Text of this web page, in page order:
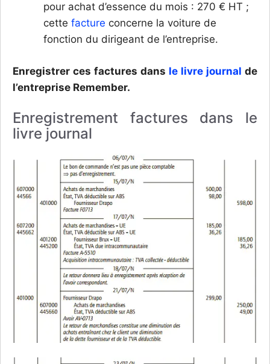
pour achat d’essence du mois : 270 € HT ;
cette facture concerne la voiture de
fonction du dirigeant de l’entreprise.
Enregistrer ces factures dans le livre journal de
l’entreprise Remember.
Enregistrement factures dans le
livre journal